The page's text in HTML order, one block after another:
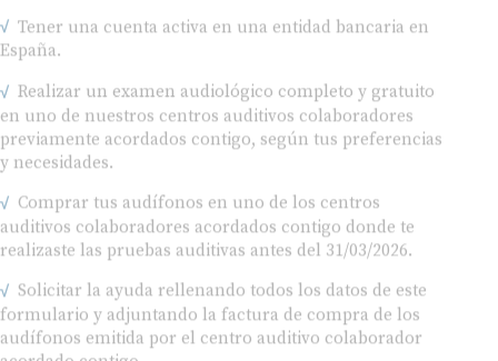
España.
Realizar un examen audiológico completo y gratuito
en uno de nuestros centros auditivos colaboradores
previamente acordados contigo, según tus preferencias
y necesidades.
Comprar tus audífonos en uno de los centros
auditivos colaboradores acordados contigo donde te
realizaste las pruebas auditivas antes del 31/03/2026.
Solicitar la ayuda rellenando todos los datos de este
formulario y adjuntando la factura de compra de los
audífonos emitida por el centro auditivo colaborador
acordado contigo.